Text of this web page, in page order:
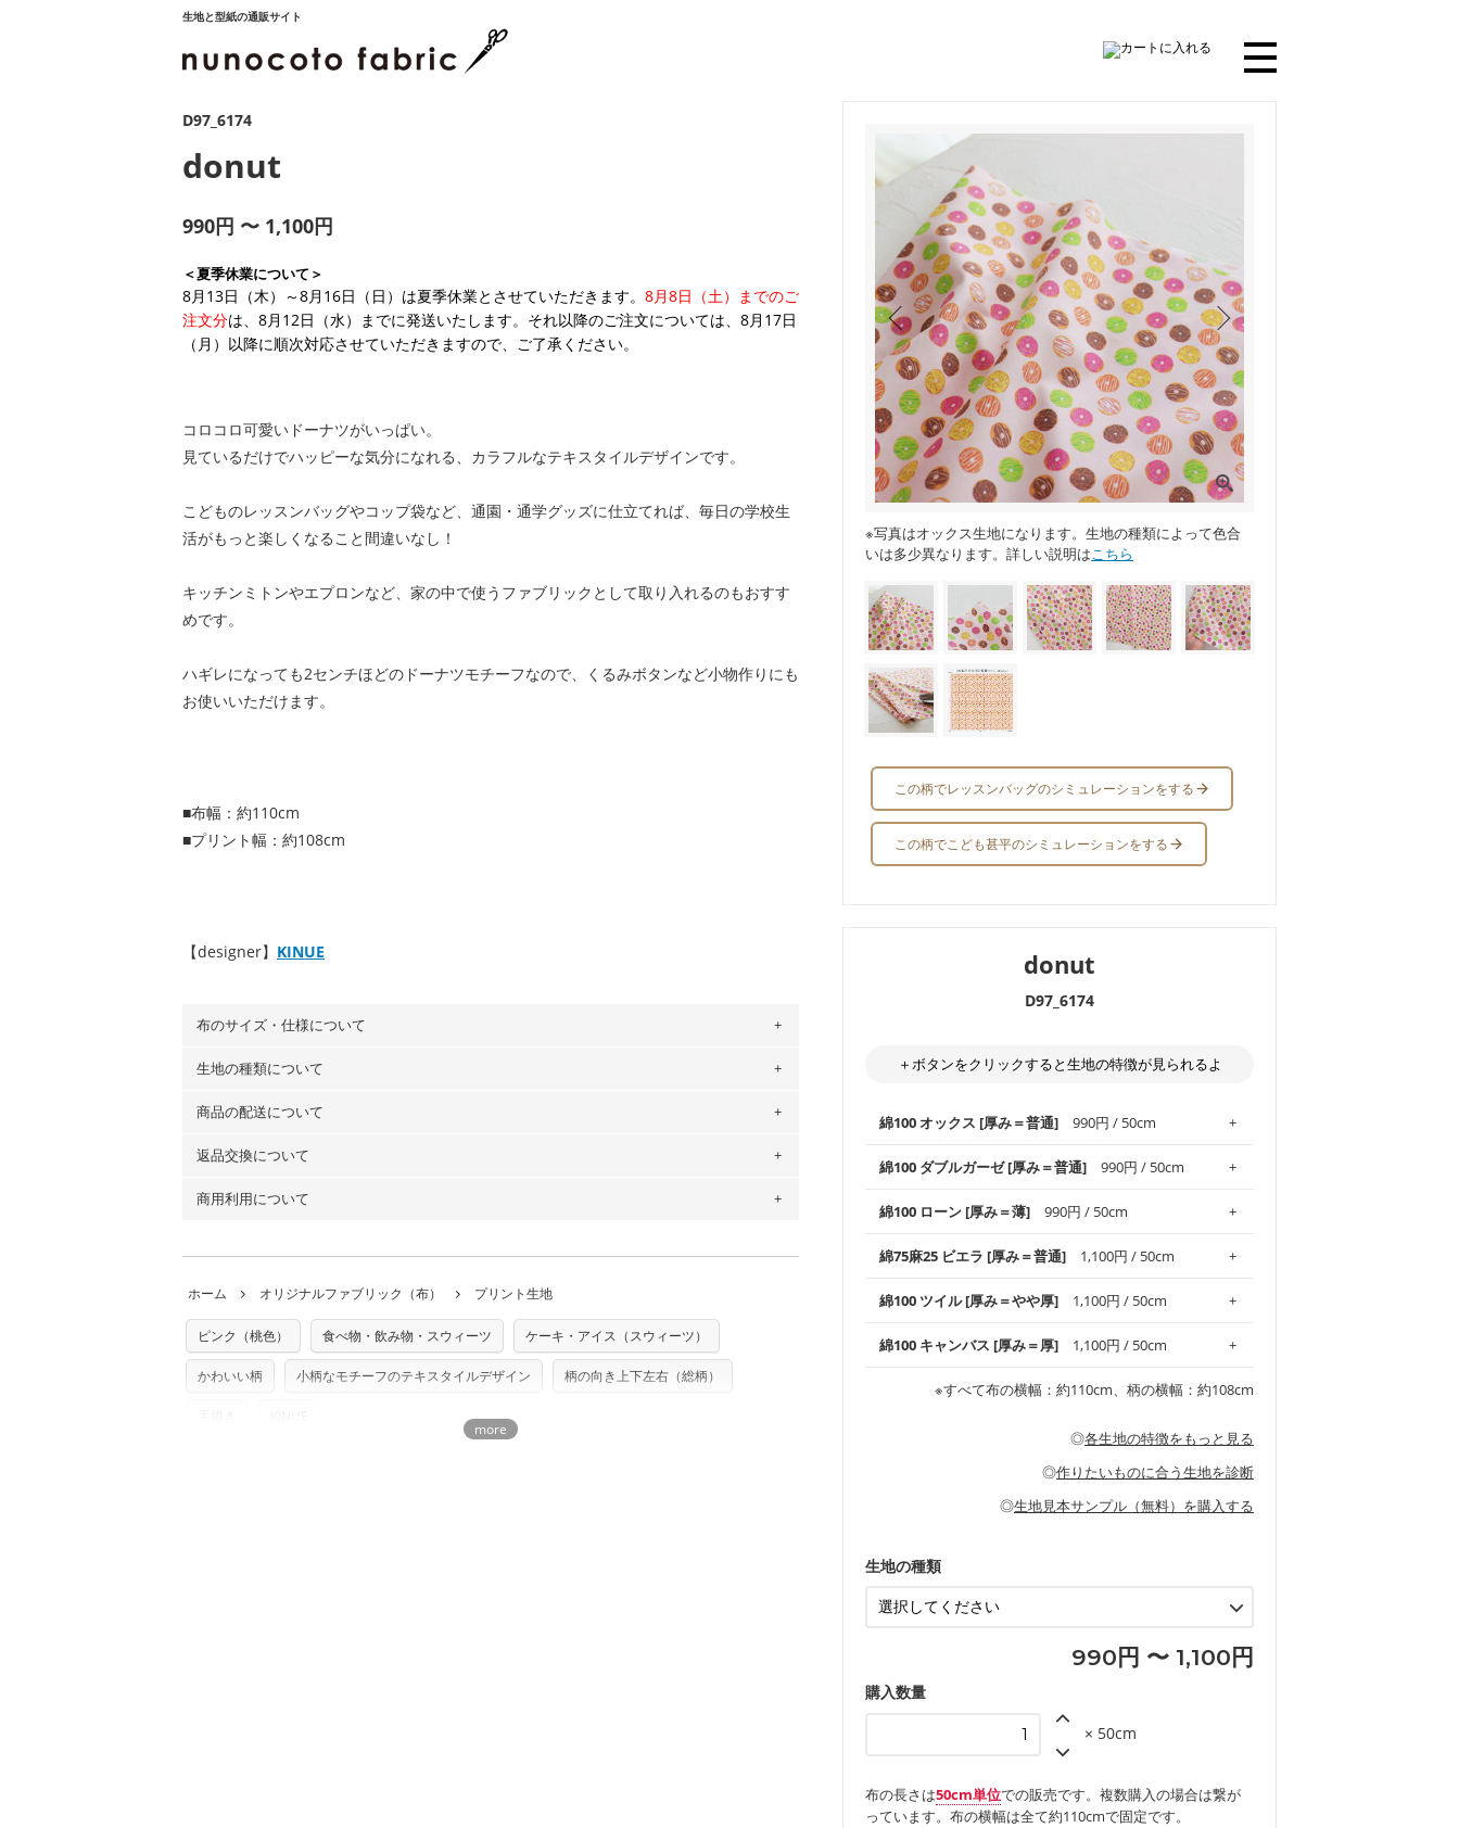
生地と型紙の通販サイト
※写真はオックス生地になります。生地の種類によって色合
いは多少異なります。詳しい説明はこちら
この柄でレッスンバッグのシミュレーションをする
この柄でこども甚平のシミュレーションをする
donut
D97_6174
＋ボタンをクリックすると生地の特徴が見られるよ
綿100 オックス [厚み＝普通] 990円 / 50cm
使いやすさNo.1！しなやかさと適度な張りを併せ持ち、
通気性の高さがオックス生地の特徴です。当サイトのオ
縫いやすいため、布小物全般にお使いいただけます。
※レッスンバッグ、上履き袋などの通園通学グッズには
などの布小物
・布団カバーなどの寝具、カーテン
・スカート、甚平などの子ども服
綿100 ダブルガーゼ [厚み＝普通] 990円 / 50cm
柔らかくふんわりとした肌触りが特徴です。ベビー用品
やハンカチなど直接肌に触れるアイテムに最適です。高
シーズンで活躍してくれます。
・スタイ、おくるみなどのベビーグッズ
・ブラウス、チュニック、ワンピースなどの洋服
綿100 ローン [厚み＝薄] 990円 / 50cm
上質で薄手の平織りの生地です。軽やかさとなめらかな
手触りの良さが魅力。透け感があるので、涼しげなトッ
・ブラウス、シャツ、チュニックなどのトップス
綿75麻25 ビエラ [厚み＝普通] 1,100円 / 50cm
コットン75％リネン25％の当店のビエラ生地は、オック
ス生地よりもふんわりとした柔らかい質感と適度な落ち
綿100 ツイル [厚み＝やや厚] 1,100円 / 50cm
綾織りの生地です。しっかりとした張りと厚みがありな
がらも柔らかいのが特徴です。生地の厚みは中厚手で
・レッスンバッグ、上履き袋などの通園通学グッズ
・カーテン、エプロン、テーブルクロスなどの暮らしの
・パンツ、タックスカートなどのボトムス
もっと詳しく見る
綿100 キャンバス [厚み＝厚] 1,100円 / 50cm
夫で高い耐久性があります。トートバッグ・ポーチ・ペ
ンケースなどの布小物、インテリア用品に向いていま
・インテリア用品
※すべて布の横幅：約110cm、柄の横幅：約108cm
◎各生地の特徴をもっと見る
◎作りたいものに合う生地を診断
◎生地見本サンプル（無料）を購入する
生地の種類
990円 〜 1,100円
購入数量
× 50cm
布の長さは50cm単位での販売です。複数購入の場合は繋が
っています。布の横幅は全て約110cmで固定です。
D97_6174
donut
990円 〜 1,100円
＜夏季休業について＞
8月13日（木）～8月16日（日）は夏季休業とさせていただきます。 8月8日（土）までのご
注文分は、8月12日（水）までに発送いたします。それ以降のご注文については、8月17日
（月）以降に順次対応させていただきますので、ご了承ください。
コロコロ可愛いドーナツがいっぱい。
見ているだけでハッピーな気分になれる、カラフルなテキスタイルデザインです。
こどものレッスンバッグやコップ袋など、通園・通学グッズに仕立てれば、毎日の学校生
活がもっと楽しくなること間違いなし！
キッチンミトンやエプロンなど、家の中で使うファブリックとして取り入れるのもおすす
めです。
ハギレになっても2センチほどのドーナツモチーフなので、くるみボタンなど小物作りにも
お使いいただけます。
■布幅：約110cm
■プリント幅：約108cm
【designer】 KINUE
布のサイズ・仕様について
布の長さは50cm単位での販売になります。
※カットを希望の方は備考欄に「50cmずつカット希望」などご記載ください（50cm
単位でのカットのみ）
生地の種類について
・現在、すべてのデザインのプリントに使用している生地は６種類です。素材は
ーン）・コットンリネン（ビエラ織）・100％コットン（ツイル）・100％コットン
（キャンバス・11号帆布）です。
◎ 各生地の詳細を見る
商品の配送について
・ネコポスでの配送は、布は2mまで型紙は2個までとなります（一部例外有り）それ
ります。
※万が一、検品時に不備が見つかった場合は、4～5営業日後の発送となる場合がござ
※土日祝は営業日に含まれません。
※配送日のご指定は承れません。出来上がり次第、順次発送いたします。
返品交換について
・布はご注文後に注文数量のみをプリントするため、
購入後の返品および交換は承る
ていた色味と違う、などの理由での返品は承れません。予めご了承ください。
返品・交換対象の基準について詳しくは こちら
商用利用について
た記載も不要です。（製品化した際に起こる全ての問題、クレームにつきましては当
店及びnunocoto fabricは一切の責任を負いませんのでご了承ください）
※有料型紙（ホームソーイング型紙シリーズ）および柄がえらべるキットに付属された
型紙は商用利用できませんのでご注意ください。型紙自体の転用・販売および型紙を
ホーム オリジナルファブリック（布） プリント生地
ピンク（桃色） 食べ物・飲み物・スウィーツ ケーキ・アイス（スウィーツ）
かわいい柄 小柄なモチーフのテキスタイルデザイン 柄の向き上下左右（総柄）